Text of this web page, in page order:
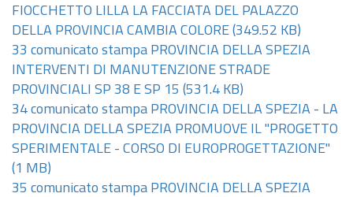
FIOCCHETTO LILLA LA FACCIATA DEL PALAZZO
DELLA PROVINCIA CAMBIA COLORE (349.52 KB)
33 comunicato stampa PROVINCIA DELLA SPEZIA
INTERVENTI DI MANUTENZIONE STRADE
PROVINCIALI SP 38 E SP 15 (531.4 KB)
34 comunicato stampa PROVINCIA DELLA SPEZIA - LA
PROVINCIA DELLA SPEZIA PROMUOVE IL "PROGETTO
SPERIMENTALE - CORSO DI EUROPROGETTAZIONE"
(1 MB)
35 comunicato stampa PROVINCIA DELLA SPEZIA